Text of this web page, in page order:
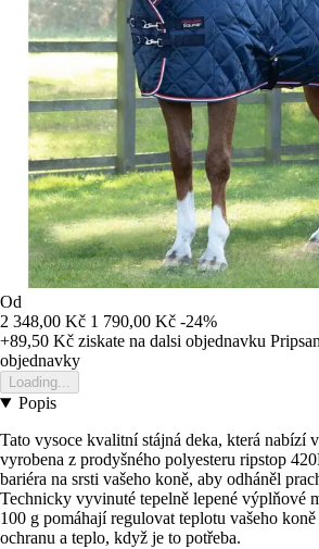
Od
2 348,00 Kč 1 790,00 Kč -24%
+89,50 Kč ziskate na dalsi objednavku
objednavky
Loading...
Popis
Tato vysoce kvalitní stájná deka, která nabízí
vyrobena z prodyšného polyesteru ripstop
bariéra na srsti vašeho koně, aby odháněl
Technicky vyvinuté tepelně lepené výplňové
100 g pomáhají regulovat teplotu vašeho
ochranu a teplo, když je to potřeba.